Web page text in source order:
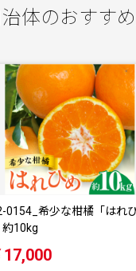
治体のおすす
0154_希少な柑橘「はれ
約10kg
17,000